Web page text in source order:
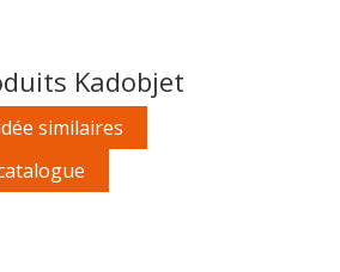
Kadobjet
similaires